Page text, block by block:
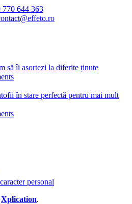
770 644 363
să îi asortezi la diferite ținute
în stare perfectă pentru mai mult
personal
Xplication.